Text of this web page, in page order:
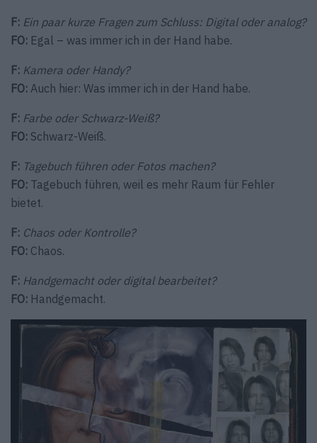
F: Ein paar kurze Fragen zum Schluss: Digital oder analog?
FO: Egal – was immer ich in der Hand habe.
F: Kamera oder Handy?
FO: Auch hier: Was immer ich in der Hand habe.
F: Farbe oder Schwarz-Weiß?
FO: Schwarz-Weiß.
F: Tagebuch führen oder Fotos machen?
FO: Tagebuch führen, weil es mehr Raum für Fehler
bietet.
F: Chaos oder Kontrolle?
FO: Chaos.
F: Handgemacht oder digital bearbeitet?
FO: Handgemacht.